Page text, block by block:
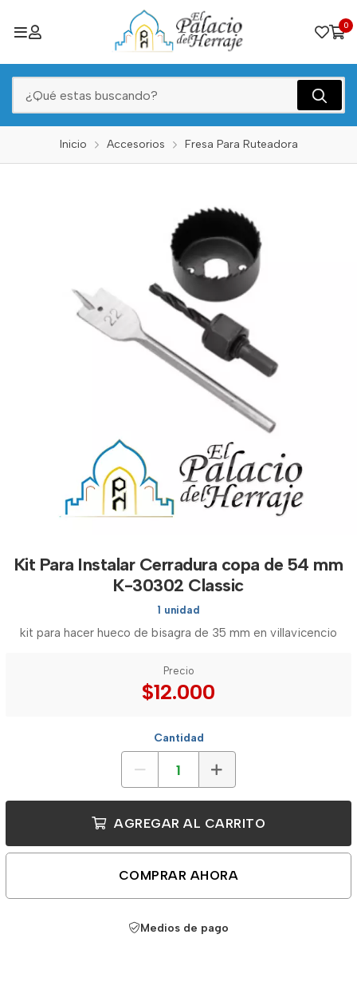
0
Inicio Accesorios Fresa Para Ruteadora
Kit Para Instalar Cerradura copa de 54 mm
K-30302 Classic
1 unidad
kit para hacer hueco de bisagra de 35 mm en villavicencio
Precio
$12.000
Cantidad
AGREGAR AL CARRITO
COMPRAR AHORA
Medios de pago